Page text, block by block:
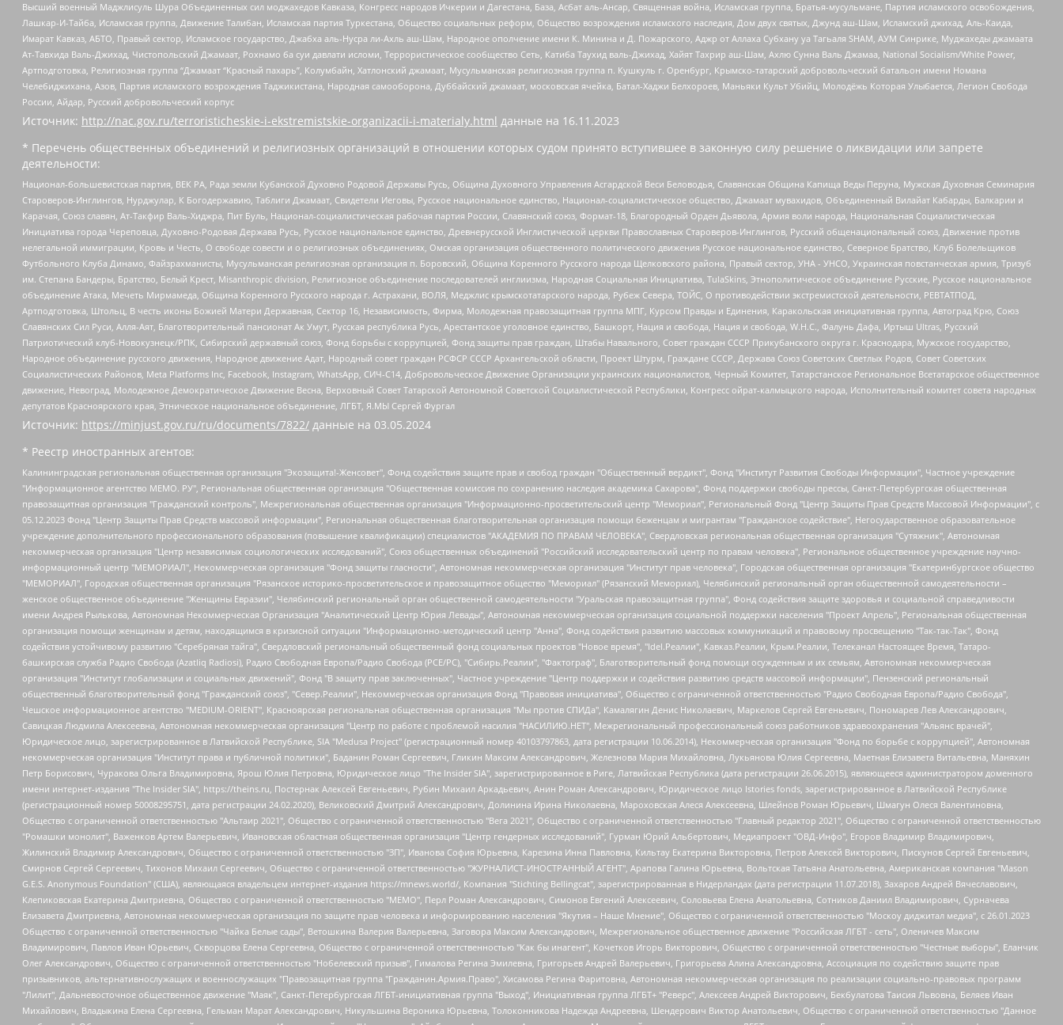
Высший военный Маджлисуль Шура Объединенных сил моджахедов Кавказа, Конгресс народов Ичкерии и Дагестана, База, Асбат аль-Ансар, Священная война, Исламская группа, Братья-мусульмане, Партия исламского освобождения,
Лашкар-И-Тайба, Исламская группа, Движение Талибан, Исламская партия Туркестана, Общество социальных реформ, Общество возрождения исламского наследия, Дом двух святых, Джунд аш-Шам, Исламский джихад, Аль-Каида,
Имарат Кавказ, АБТО, Правый сектор, Исламское государство, Джабха аль-Нусра ли-Ахль аш-Шам, Народное ополчение имени К. Минина и Д. Пожарского, Аджр от Аллаха Субхану уа Тагьаля SHAM, АУМ Синрике, Муджахеды джамаата
Ат-Тавхида Валь-Джихад, Чистопольский Джамаат, Рохнамо ба суи давлати исломи, Террористическое сообщество Сеть, Катиба Таухид валь-Джихад, Хайят Тахрир аш-Шам, Ахлю Сунна Валь Джамаа, National Socialism/White Power,
Артподготовка, Религиозная группа “Джамаат “Красный пахарь”, Колумбайн, Хатлонский джамаат, Мусульманская религиозная группа п. Кушкуль г. Оренбург, Крымско-татарский добровольческий батальон имени Номана
Челебиджихана, Азов, Партия исламского возрождения Таджикистана, Народная самооборона, Дуббайский джамаат, московская ячейка, Батал-Хаджи Белхороев, Маньяки Культ Убийц, Молодёжь Которая Улыбается, Легион Свобода
России, Айдар, Русский добровольческий корпус
Источник: http://nac.gov.ru/terroristicheskie-i-ekstremistskie-organizacii-i-materialy.html данные на 16.11.2023
* Перечень общественных объединений и религиозных организаций в отношении которых судом принято вступившее в законную силу решение о ликвидации или запрете
деятельности:
Национал-большевистская партия, ВЕК РА, Рада земли Кубанской Духовно Родовой Державы Русь, Община Духовного Управления Асгардской Веси Беловодья, Славянская Община Капища Веды Перуна, Мужская Духовная Семинария
Староверов-Инглингов, Нурджулар, К Богодержавию, Таблиги Джамаат, Свидетели Иеговы, Русское национальное единство, Национал-социалистическое общество, Джамаат мувахидов, Объединенный Вилайат Кабарды, Балкарии и
Карачая, Союз славян, Ат-Такфир Валь-Хиджра, Пит Буль, Национал-социалистическая рабочая партия России, Славянский союз, Формат-18, Благородный Орден Дьявола, Армия воли народа, Национальная Социалистическая
Инициатива города Череповца, Духовно-Родовая Держава Русь, Русское национальное единство, Древнерусской Инглистической церкви Православных Староверов-Инглингов, Русский общенациональный союз, Движение против
нелегальной иммиграции, Кровь и Честь, О свободе совести и о религиозных объединениях, Омская организация общественного политического движения Русское национальное единство, Северное Братство, Клуб Болельщиков
Футбольного Клуба Динамо, Файзрахманисты, Мусульманская религиозная организация п. Боровский, Община Коренного Русского народа Щелковского района, Правый сектор, УНА - УНСО, Украинская повстанческая армия, Тризуб
им. Степана Бандеры, Братство, Белый Крест, Misanthropic division, Религиозное объединение последователей инглиизма, Народная Социальная Инициатива, TulaSkins, Этнополитическое объединение Русские, Русское национальное
объединение Атака, Мечеть Мирмамеда, Община Коренного Русского народа г. Астрахани, ВОЛЯ, Меджлис крымскотатарского народа, Рубеж Севера, ТОЙС, О противодействии экстремистской деятельности, РЕВТАТПОД,
Артподготовка, Штольц, В честь иконы Божией Матери Державная, Сектор 16, Независимость, Фирма, Молодежная правозащитная группа МПГ, Курсом Правды и Единения, Каракольская инициативная группа, Автоград Крю, Союз
Славянских Сил Руси, Алля-Аят, Благотворительный пансионат Ак Умут, Русская республика Русь, Арестантское уголовное единство, Башкорт, Нация и свобода, Нация и свобода, W.H.С., Фалунь Дафа, Иртыш Ultras, Русский
Патриотический клуб-Новокузнецк/РПК, Сибирский державный союз, Фонд борьбы с коррупцией, Фонд защиты прав граждан, Штабы Навального, Совет граждан СССР Прикубанского округа г. Краснодара, Мужское государство,
Народное объединение русского движения, Народное движение Адат, Народный совет граждан РСФСР СССР Архангельской области, Проект Штурм, Граждане СССР, Держава Союз Советских Светлых Родов, Совет Советских
Социалистических Районов, Meta Platforms Inc, Facebook, Instagram, WhatsApp, СИЧ-С14, Добровольческое Движение Организации украинских националистов, Черный Комитет, Татарстанское Региональное Всетатарское общественное
движение, Невоград, Молодежное Демократическое Движение Весна, Верховный Совет Татарской Автономной Советской Социалистической Республики, Конгресс ойрат-калмыцкого народа, Исполнительный комитет совета народных
депутатов Красноярского края, Этническое национальное объединение, ЛГБТ, Я.МЫ Сергей Фургал
Источник: https://minjust.gov.ru/ru/documents/7822/ данные на 03.05.2024
* Реестр иностранных агентов:
Калининградская региональная общественная организация "Экозащита!-Женсовет", Фонд содействия защите прав и свобод граждан "Общественный вердикт", Фонд "Институт Развития Свободы Информации", Частное учреждение "Информационное агентство МЕМО. РУ", Региональная общественная организация "Общественная комиссия по сохранению наследия академика Сахарова", Фонд поддержки свободы прессы, Санкт-Петербургская общественная правозащитная организация "Гражданский контроль", Межрегиональная общественная организация "Информационно-просветительский центр "Мемориал", Региональный Фонд "Центр Защиты Прав Средств Массовой Информации", с 05.12.2023 Фонд "Центр Защиты Прав Средств массовой информации", Региональная общественная благотворительная организация помощи беженцам и мигрантам "Гражданское содействие", Негосударственное образовательное учреждение дополнительного профессионального образования (повышение квалификации) специалистов "АКАДЕМИЯ ПО ПРАВАМ ЧЕЛОВЕКА", Свердловская региональная общественная организация "Сутяжник", Автономная некоммерческая организация "Центр независимых социологических исследований", Союз общественных объединений "Российский исследовательский центр по правам человека", Региональное общественное учреждение научно-информационный центр "МЕМОРИАЛ", Некоммерческая организация "Фонд защиты гласности", Автономная некоммерческая организация "Институт прав человека", Городская общественная организация "Екатеринбургское общество "МЕМОРИАЛ", Городская общественная организация "Рязанское историко-просветительское и правозащитное общество "Мемориал" (Рязанский Мемориал), Челябинский региональный орган общественной самодеятельности – женское общественное объединение "Женщины Евразии", Челябинский региональный орган общественной самодеятельности "Уральская правозащитная группа", Фонд содействия защите здоровья и социальной справедливости имени Андрея Рылькова, Автономная Некоммерческая Организация "Аналитический Центр Юрия Левады", Автономная некоммерческая организация социальной поддержки населения "Проект Апрель", Региональная общественная организация помощи женщинам и детям, находящимся в кризисной ситуации "Информационно-методический центр "Анна", Фонд содействия развитию массовых коммуникаций и правовому просвещению "Так-так-Так", Фонд содействия устойчивому развитию "Серебряная тайга", Свердловский региональный общественный фонд социальных проектов "Новое время", "Idel.Реалии", Кавказ.Реалии, Крым.Реалии, Телеканал Настоящее Время, Татаро-башкирская служба Радио Свобода (Azatliq Radiosi), Радио Свободная Европа/Радио Свобода (PCE/PC), "Сибирь.Реалии", "Фактограф", Благотворительный фонд помощи осужденным и их семьям, Автономная некоммерческая организация "Институт глобализации и социальных движений", Фонд "В защиту прав заключенных", Частное учреждение "Центр поддержки и содействия развитию средств массовой информации", Пензенский региональный общественный благотворительный фонд "Гражданский союз", "Север.Реалии", Некоммерческая организация Фонд "Правовая инициатива", Общество с ограниченной ответственностью "Радио Свободная Европа/Радио Свобода", Чешское информационное агентство "MEDIUM-ORIENT", Красноярская региональная общественная организация "Мы против СПИДа", Камалягин Денис Николаевич, Маркелов Сергей Евгеньевич, Пономарев Лев Александрович, Савицкая Людмила Алексеевна, Автономная некоммерческая организация "Центр по работе с проблемой насилия "НАСИЛИЮ.НЕТ", Межрегиональный профессиональный союз работников здравоохранения "Альянс врачей", Юридическое лицо, зарегистрированное в Латвийской Республике, SIA "Medusa Project" (регистрационный номер 40103797863, дата регистрации 10.06.2014), Некоммерческая организация "Фонд по борьбе с коррупцией", Автономная некоммерческая организация "Институт права и публичной политики", Баданин Роман Сергеевич, Гликин Максим Александрович, Железнова Мария Михайловна, Лукьянова Юлия Сергеевна, Маетная Елизавета Витальевна, Маняхин Петр Борисович, Чуракова Ольга Владимировна, Ярош Юлия Петровна, Юридическое лицо "The Insider SIA", зарегистрированное в Риге, Латвийская Республика (дата регистрации 26.06.2015), являющееся администратором доменного имени интернет-издания "The Insider SIA", https://theins.ru, Постернак Алексей Евгеньевич, Рубин Михаил Аркадьевич, Анин Роман Александрович, Юридическое лицо Istories fonds, зарегистрированное в Латвийской Республике (регистрационный номер 50008295751, дата регистрации 24.02.2020), Великовский Дмитрий Александрович, Долинина Ирина Николаевна, Мароховская Алеся Алексеевна, Шлейнов Роман Юрьевич, Шмагун Олеся Валентиновна, Общество с ограниченной ответственностью "Альтаир 2021", Общество с ограниченной ответственностью "Вега 2021", Общество с ограниченной ответственностью "Главный редактор 2021", Общество с ограниченной ответственностью "Ромашки монолит", Важенков Артем Валерьевич, Ивановская областная общественная организация "Центр гендерных исследований", Гурман Юрий Альбертович, Медиапроект "ОВД-Инфо", Егоров Владимир Владимирович, Жилинский Владимир Александрович, Общество с ограниченной ответственностью "ЗП", Иванова София Юрьевна, Карезина Инна Павловна, Кильтау Екатерина Викторовна, Петров Алексей Викторович, Пискунов Сергей Евгеньевич, Смирнов Сергей Сергеевич, Тихонов Михаил Сергеевич, Общество с ограниченной ответственностью "ЖУРНАЛИСТ-ИНОСТРАННЫЙ АГЕНТ", Арапова Галина Юрьевна, Вольтская Татьяна Анатольевна, Американская компания "Mason G.E.S. Anonymous Foundation" (США), являющаяся владельцем интернет-издания https://mnews.world/, Компания "Stichting Bellingcat", зарегистрированная в Нидерландах (дата регистрации 11.07.2018), Захаров Андрей Вячеславович, Клепиковская Екатерина Дмитриевна, Общество с ограниченной ответственностью "МЕМО", Перл Роман Александрович, Симонов Евгений Алексеевич, Соловьева Елена Анатольевна, Сотников Даниил Владимирович, Сурначева Елизавета Дмитриевна, Автономная некоммерческая организация по защите прав человека и информированию населения "Якутия – Наше Мнение", Общество с ограниченной ответственностью "Москоу диджитал медиа", с 26.01.2023 Общество с ограниченной ответственностью "Чайка Белые сады", Ветошкина Валерия Валерьевна, Заговора Максим Александрович, Межрегиональное общественное движение "Российская ЛГБТ - сеть", Оленичев Максим Владимирович, Павлов Иван Юрьевич, Скворцова Елена Сергеевна, Общество с ограниченной ответственностью "Как бы инагент", Кочетков Игорь Викторович, Общество с ограниченной ответственностью "Честные выборы", Еланчик Олег Александрович, Общество с ограниченной ответственностью "Нобелевский призыв", Гималова Регина Эмилевна, Григорьев Андрей Валерьевич, Григорьева Алина Александровна, Ассоциация по содействию защите прав призывников, альтернативнослужащих и военнослужащих "Правозащитная группа "Гражданин.Армия.Право", Хисамова Регина Фаритовна, Автономная некоммерческая организация по реализации социально-правовых программ "Лилит", Дальневосточное общественное движение "Маяк", Санкт-Петербургская ЛГБТ-инициативная группа "Выход", Инициативная группа ЛГБТ+ "Реверс", Алексеев Андрей Викторович, Бекбулатова Таисия Львовна, Беляев Иван Михайлович, Владыкина Елена Сергеевна, Гельман Марат Александрович, Никульшина Вероника Юрьевна, Толоконникова Надежда Андреевна, Шендерович Виктор Анатольевич, Общество с ограниченной ответственностью "Данное сообщение", Общество с ограниченной ответственностью Издательский дом "Новая глава", Айнбиндер Александра Александровна, Московский комьюнити-центр для ЛГБТ+инициатив, Благотворительный фонд развития филантропии, Deutsche Welle (Германия, Kurt-Schumacher-Strasse 3, 53113 Bonn), Борзунова Мария Михайловна, Воробьев Виктор Викторович, Голубева Анна Львовна, Константинова Алла Михайловна, Малкова Ирина Владимировна, Мурадов Мурад Абдулгалимович, Осетинская Елизавета Николаевна, Понасенков Евгений Николаевич, Ганапольский Матвей Юрьевич, Киселев Евгений Алексеевич, Борухович Ирина Григорьевна, Дремин Иван Тимофеевич, Дубровский Дмитрий Викторович, Красноярская региональная общественная организация поддержки и развития альтернативных образовательных технологий и межкультурных коммуникаций "ИНТЕРРА", Маяковская Екатерина Алексеевна, Фейгин Марк Захарович, Филимонов Андрей Викторович, Дзугкоева Регина Николаевна, Доброхотов Роман Александрович, Дудь Юрий Александрович, Елкин Сергей Владимирович, Кругликов Кирилл Игоревич, Сабунаева Мария Леонидовна, Семенов Алексей Владимирович, Шаинян Карен Багратович, Шульман Екатерина Михайловна, Асафьев Артур Валерьевич, Вахштайн Виктор Семенович, Венедиктов Алексей Алексеевич, Лушникова Екатерина Евгеньевна, Волков Леонид Михайлович, Невзоров Александр Глебович, Пархоменко Сергей Борисович, Сироткин Ярослав Николаевич, Кара-Мурза Владимир Владимирович, Баранова Наталья Владимировна, Гозман Леонид Яковлевич, Кагарлицкий Борис Юльевич, Климарев Михаил Валерьевич, Милов Владимир Станиславович, Автономная некоммерческая организация Краснодарский центр современного искусства "Типография", Моргенштерн Алишер Тагирович, Соболь Любовь Эдуардовна, Общество с ограниченной ответственностью "ЛИЗА НОРМ", Каспаров Гарри Кимович, Ходорковский Михаил Борисович, Общество с ограниченной ответственностью "Апрельские тезисы", Данилович Ирина Брониславовна, Кашин Олег Владимирович, Петров Николай Владимирович, Пивоваров Алексей Владимирович, Соколов Михаил Владимирович, Цветкова Юлия Владимировна, Чичваркин Евгений Александрович, Комитет против пыток/Команда против пыток, Общество с ограниченной ответственностью "Первый научный", Общество с ограниченной ответственностью "Вертолет и ко", Белоцерковская Вероника Борисовна, Кац Максим Евгеньевич, Лазарева Татьяна Юрьевна, Шаведдинов Руслан Табризович, Яшин Илья Валерьевич, Общество с ограниченной ответственностью "Иноагент ААВ", Алешковский Дмитрий Петрович, Альбац Евгения Марковна, Быков Дмитрий Львович, Галямина Юлия Евгеньевна, Лойко Сергей Леонидович, Мартынов Кирилл Константинович, Медведев Сергей Александрович, Крашенинников Федор Геннадиевич, Гордеева Катерина Вл